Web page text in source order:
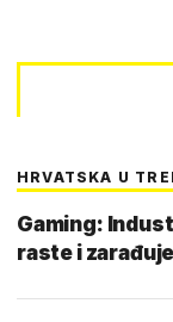
HRVATSKA U
Gaming:
raste i zarađuje